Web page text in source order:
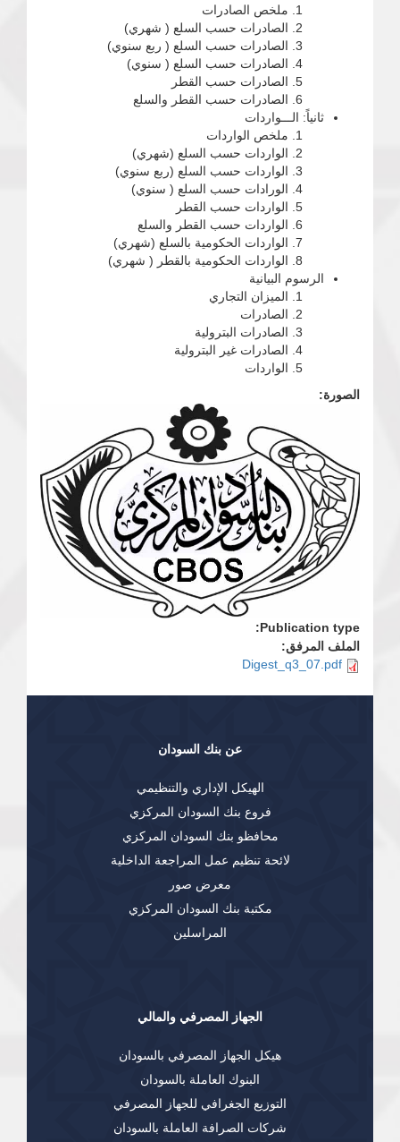
ملخص الصادرات
الصادرات حسب السلع ( شهري)
الصادرات حسب السلع ( ربع سنوي)
الصادرات حسب السلع ( سنوي)
الصادرات حسب القطر
الصادرات حسب القطر والسلع
ثانياً: الـــواردات
ملخص الواردات
الواردات حسب السلع (شهري)
الواردات حسب السلع (ربع سنوي)
الورادات حسب السلع ( سنوي)
الواردات حسب القطر
الواردات حسب القطر والسلع
الواردات الحكومية بالسلع (شهري)
الواردات الحكومية بالقطر ( شهري)
الرسوم البيانية
الميزان التجاري
الصادرات
الصادرات البترولية
الصادرات غير البترولية
الواردات
الصورة:
Publication type:
الملف المرفق:
Digest_q3_07.pdf
عن بنك السودان
الهيكل الإداري والتنظيمي
فروع بنك السودان المركزي
محافظو بنك السودان المركزي
لائحة تنظيم عمل المراجعة الداخلية
معرض صور
مكتبة بنك السودان المركزي
المراسلين
الجهاز المصرفي والمالي
هيكل الجهاز المصرفي بالسودان
البنوك العاملة بالسودان
التوزيع الجغرافي للجهاز المصرفي
شركات الصرافة العاملة بالسودان